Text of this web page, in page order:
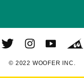
© 2022 WOOFER INC.